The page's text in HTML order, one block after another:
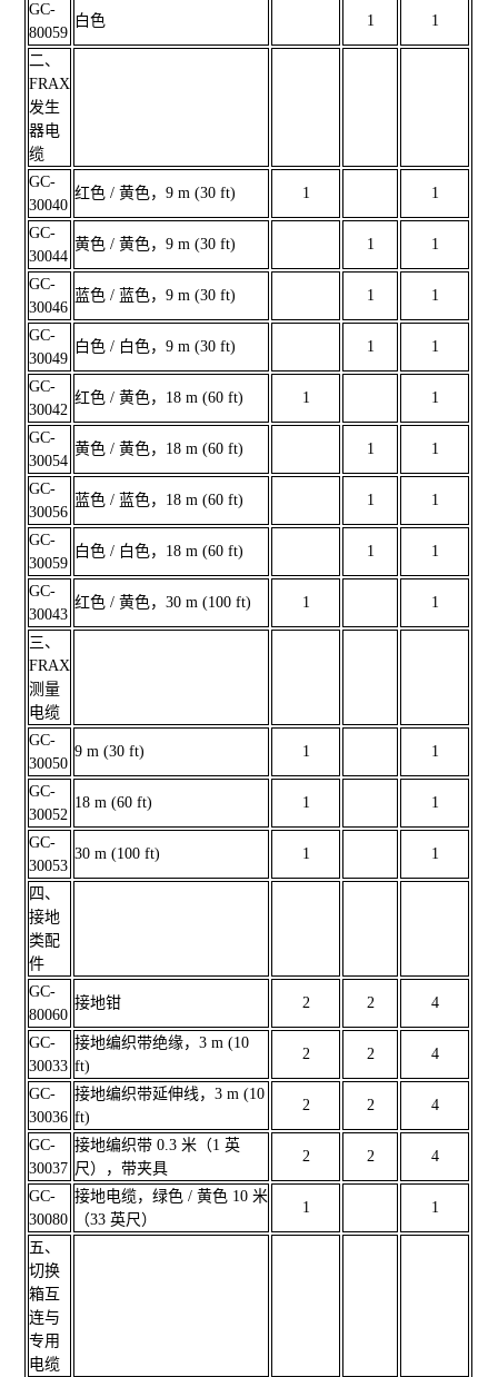
GC-
80059
白色 1 1
二、
FRAX
发生
器电
缆
GC-
30040
红色 / 黄色，9 m (30 ft) 1 1
GC-
30044
黄色 / 黄色，9 m (30 ft) 1 1
GC-
30046
蓝色 / 蓝色，9 m (30 ft) 1 1
GC-
30049
白色 / 白色，9 m (30 ft) 1 1
GC-
30042
红色 / 黄色，18 m (60 ft) 1 1
GC-
30054
黄色 / 黄色，18 m (60 ft) 1 1
GC-
30056
蓝色 / 蓝色，18 m (60 ft) 1 1
GC-
30059
白色 / 白色，18 m (60 ft) 1 1
GC-
30043
红色 / 黄色，30 m (100 ft) 1 1
三、
FRAX
测量
电缆
GC-
30050
9 m (30 ft) 1 1
GC-
30052
18 m (60 ft) 1 1
GC-
30053
30 m (100 ft) 1 1
四、
接地
类配
件
GC-
80060
接地钳 2 2 4
GC-
30033
接地编织带绝缘，3 m (10
ft)
2 2 4
GC-
30036
接地编织带延伸线，3 m (10
ft)
2 2 4
GC-
30037
接地编织带 0.3 米（1 英
尺），带夹具
2 2 4
GC-
30080
接地电缆，绿色 / 黄色 10 米
（33 英尺）
1 1
五、
切换
箱互
连与
专用
电缆